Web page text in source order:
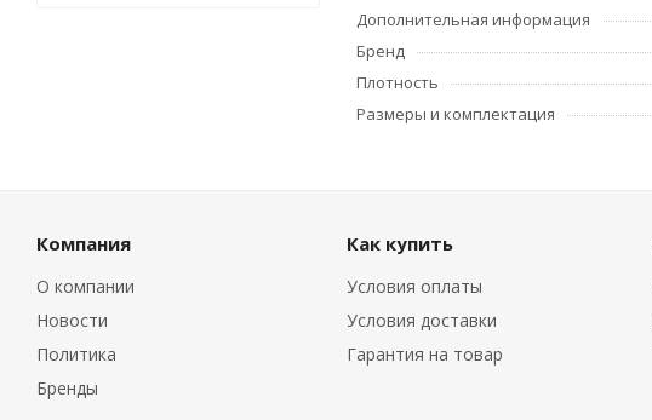
Дополнительная информация
Бренд
Плотность
Размеры и комплектация
Компания
О компании
Новости
Политика
Бренды
Как купить
Условия оплаты
Условия доставки
Гарантия на товар